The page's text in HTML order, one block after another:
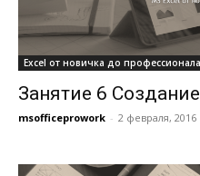
Excel от новичка до
Занятие 6
msofficeprowork - 2 февраля, 2016